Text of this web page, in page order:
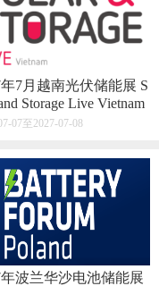
年7月越南光伏储能展 S
Storage Live Vietnam
07至2027-07-08
年波兰华沙电池储能展